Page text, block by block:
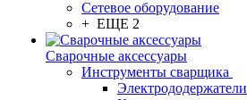
Сетевое оборудование
+ ЕЩЕ 2
Сварочные аксессуары
Инструменты сварщика
Электрододержатели